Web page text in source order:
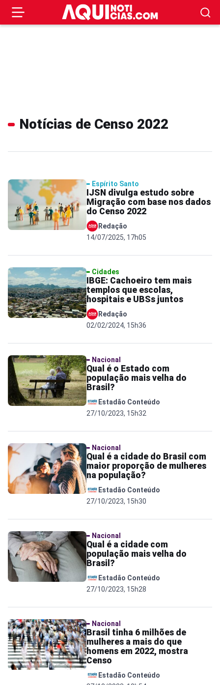
Notícias de Censo 2022
Espírito Santo
IJSN divulga estudo sobre
Migração com base nos dados
do Censo 2022
Redação
14/07/2025, 17h05
Cidades
IBGE: Cachoeiro tem mais
templos que escolas,
hospitais e UBSs juntos
Redação
02/02/2024, 15h36
Nacional
Qual é o Estado com
população mais velha do
Brasil?
Estadão Conteúdo
27/10/2023, 15h32
Nacional
Qual é a cidade do Brasil com
maior proporção de mulheres
na população?
Estadão Conteúdo
27/10/2023, 15h30
Nacional
Qual é a cidade com
população mais velha do
Brasil?
Estadão Conteúdo
27/10/2023, 15h28
Nacional
Brasil tinha 6 milhões de
mulheres a mais do que
homens em 2022, mostra
Censo
Estadão Conteúdo